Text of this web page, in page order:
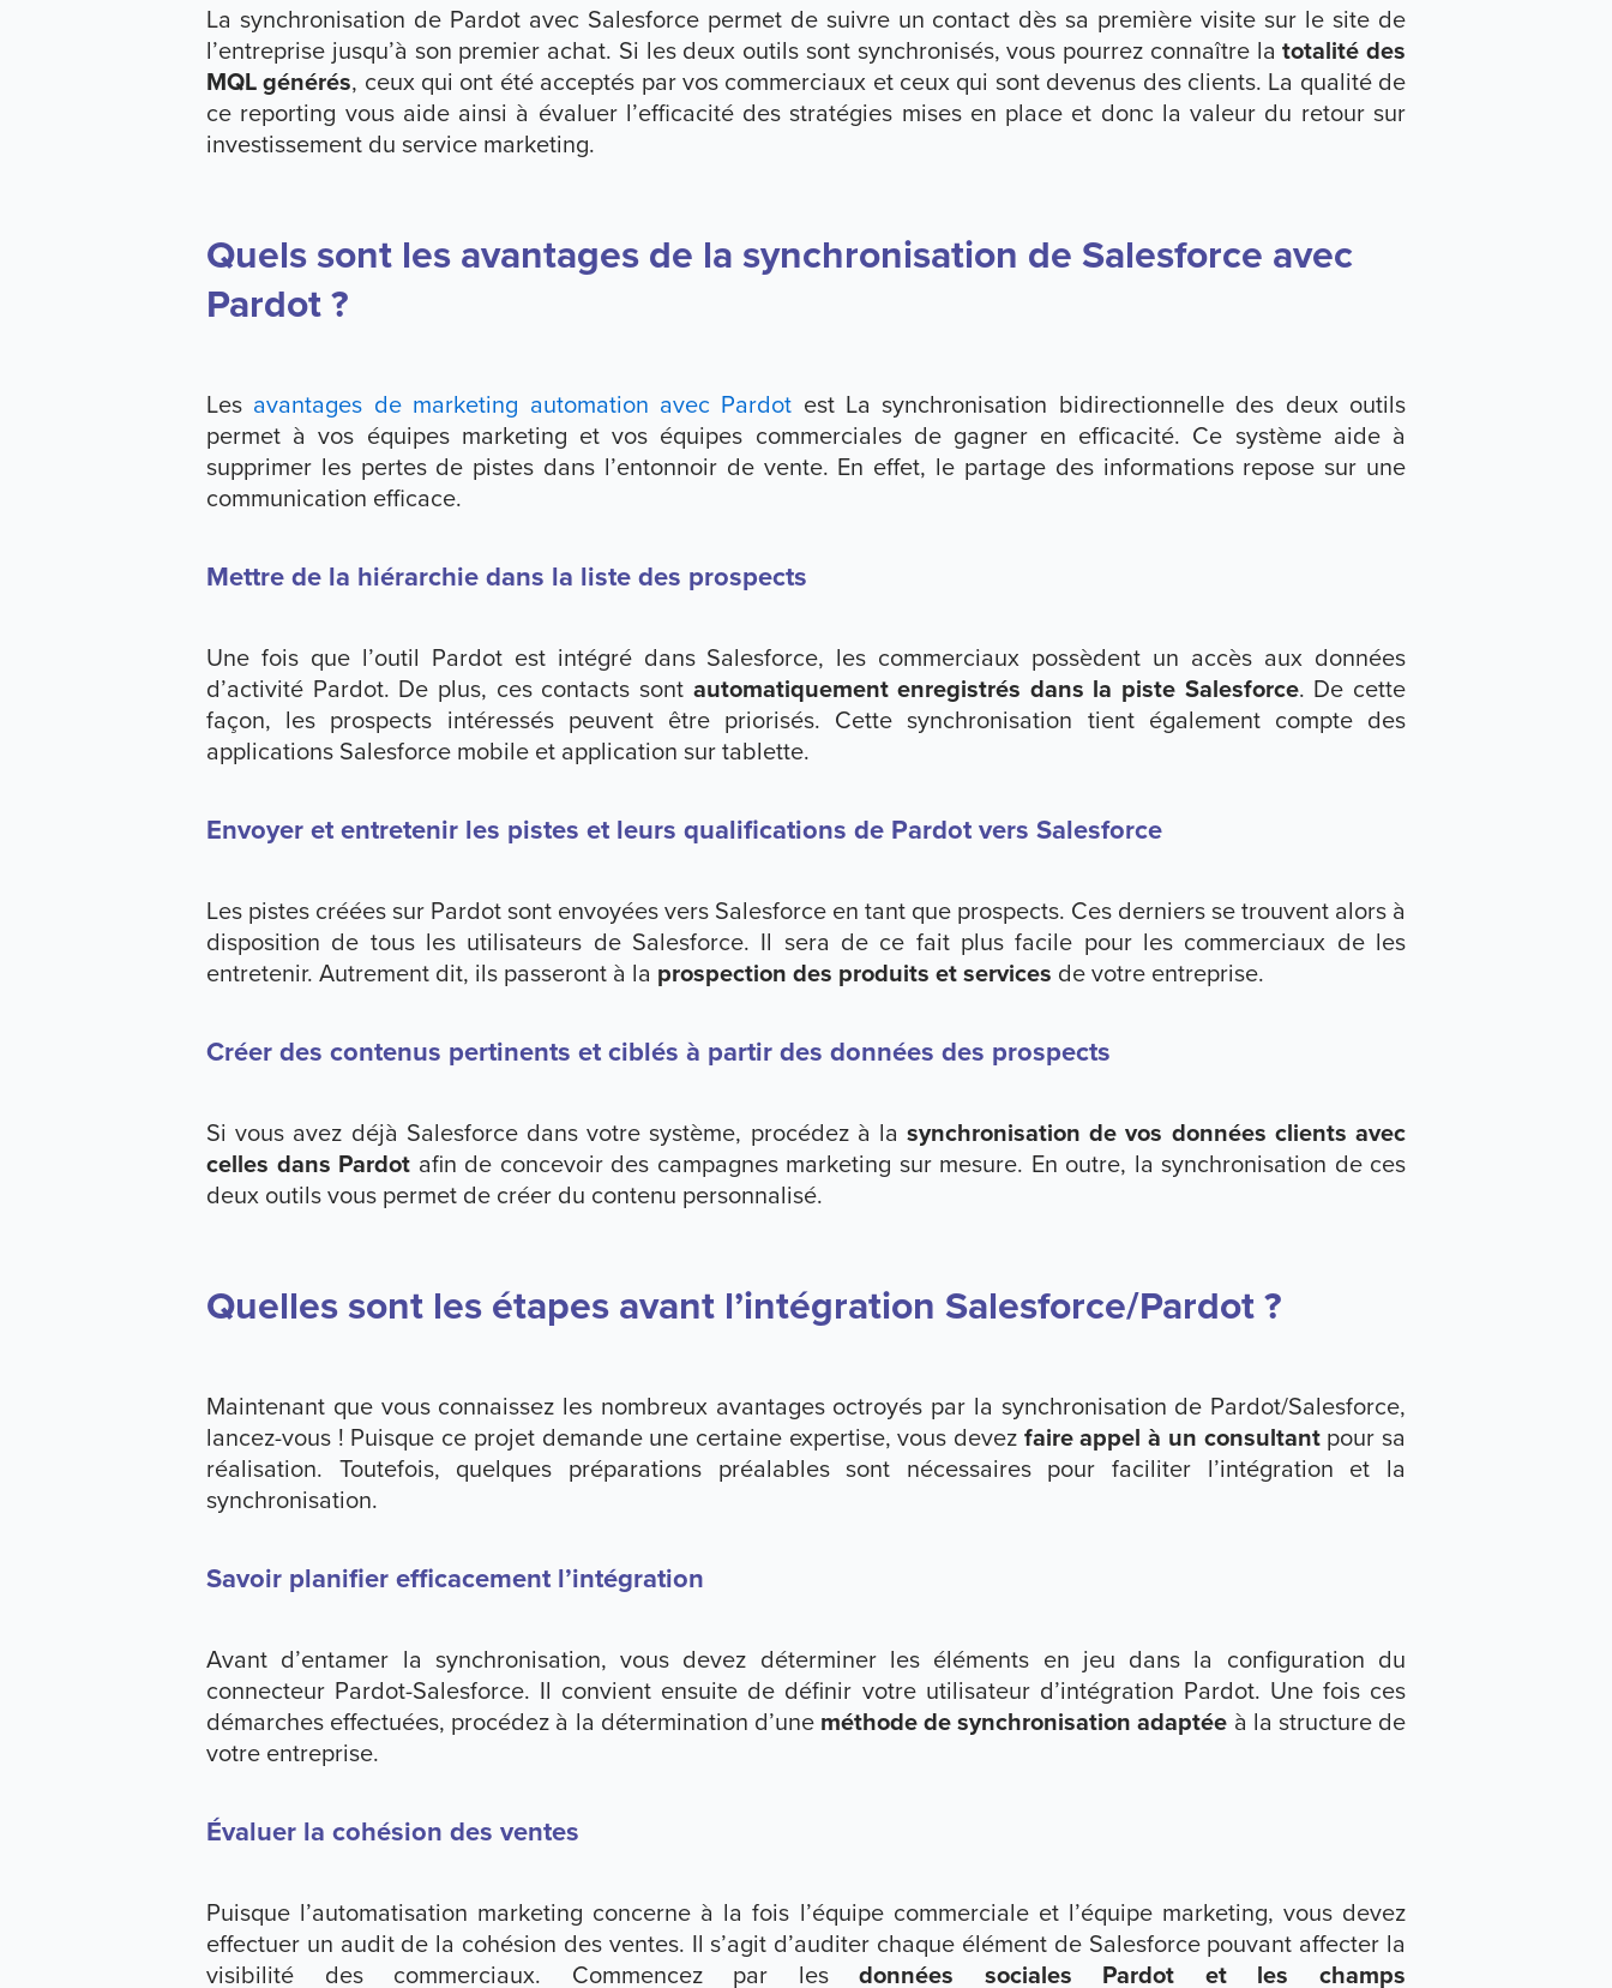
La synchronisation de Pardot avec Salesforce permet de suivre un contact dès sa première visite sur le site de
l’entreprise jusqu’à son premier achat. Si les deux outils sont synchronisés, vous pourrez connaître latotalité des
MQL générés, ceux qui ont été acceptés par vos commerciaux et ceux qui sont devenus des clients. La qualité de
ce reporting vous aide ainsi à évaluer l’efficacité des stratégies mises en place et donc la valeur du retour sur
investissement du service marketing.
Quels sont les avantages de la synchronisation de Salesforce avec
Pardot ?
Les avantages de marketing automation avec Pardot est La synchronisation bidirectionnelle des deux outils
permet à vos équipes marketing et vos équipes commerciales de gagner en efficacité. Ce système aide à
supprimer les pertes de pistes dans l’entonnoir de vente. En effet, le partage des informations repose sur une
communication efficace.
Mettre de la hiérarchie dans la liste des prospects
Une fois que l’outil Pardot est intégré dans Salesforce, les commerciaux possèdent un accès aux données
d’activité Pardot. De plus, ces contacts sont automatiquement enregistrés dans la piste Salesforce. De cette
façon, les prospects intéressés peuvent être priorisés. Cette synchronisation tient également compte des
applications Salesforce mobile et application sur tablette.
Envoyer et entretenir les pistes et leurs qualifications de Pardot vers Salesforce
Les pistes créées sur Pardot sont envoyées vers Salesforce en tant que prospects. Ces derniers se trouvent alors à
disposition de tous les utilisateurs de Salesforce. Il sera de ce fait plus facile pour les commerciaux de les
entretenir. Autrement dit, ils passeront à la prospection des produits et services de votre entreprise.
Créer des contenus pertinents et ciblés à partir des données des prospects
Si vous avez déjà Salesforce dans votre système, procédez à lasynchronisation de vos données clients avec
celles dans Pardot afin de concevoir des campagnes marketing sur mesure. En outre, la synchronisation de ces
deux outils vous permet de créer du contenu personnalisé.
Quelles sont les étapes avant l’intégration Salesforce/Pardot ?
Maintenant que vous connaissez les nombreux avantages octroyés par la synchronisation de Pardot/Salesforce,
lancez-vous ! Puisque ce projet demande une certaine expertise, vous devez faire appel à un consultantpour sa
réalisation. Toutefois, quelques préparations préalables sont nécessaires pour faciliter l’intégration et la
synchronisation.
Savoir planifier efficacement l’intégration
Avant d’entamer la synchronisation, vous devez déterminer les éléments en jeu dans la configuration du
connecteur Pardot-Salesforce. Il convient ensuite de définir votre utilisateur d’intégration Pardot. Une fois ces
démarches effectuées, procédez à la détermination d’une méthode de synchronisation adaptée à la structure de
votre entreprise.
Évaluer la cohésion des ventes
Puisque l’automatisation marketing concerne à la fois l’équipe commerciale et l’équipe marketing, vous devez
effectuer un audit de la cohésion des ventes. Il s’agit d’auditer chaque élément de Salesforce pouvant affecter la
visibilité des commerciaux. Commencez par lesdonnées sociales Pardot et les champs